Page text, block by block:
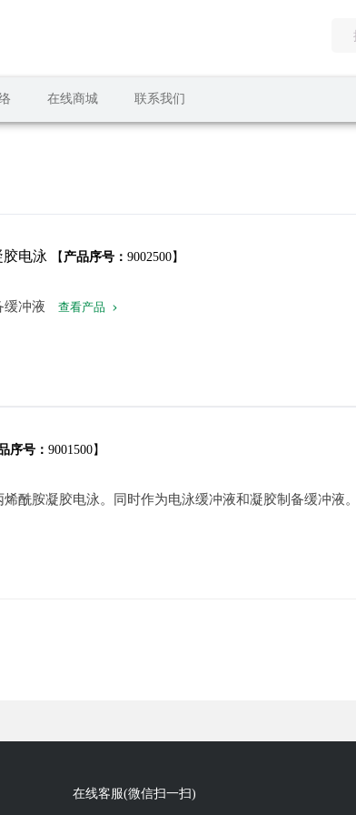
在线商城 联系我们
电泳 【 产品序号： 9002500】
缓冲液 查看产品
序号： 9001500】
酰胺凝胶电泳。同时作为电泳缓冲液和凝胶制备缓冲液。
在线客服(微信扫一扫)